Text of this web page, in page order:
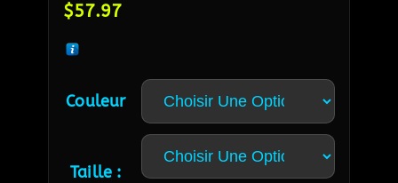
$57.97
Couleur
Taille :